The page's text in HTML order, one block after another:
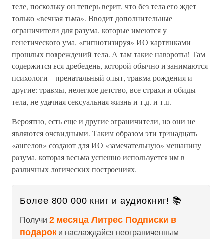
теле, поскольку он теперь верит, что без тела его ждет
только «вечная тьма». Вводит дополнительные
ограничители для разума, которые имеются у
генетического ума, «гипнотизируя» ИО картинками
прошлых повреждений тела. А там такие навороты! Там
содержится вся дребедень, которой обычно и занимаются
психологи – пренатальный опыт, травма рождения и
другие: травмы, нелегкое детство, все страхи и обиды
тела, не удачная сексуальная жизнь и т.д. и т.п.
Вероятно, есть еще и другие ограничители, но они не
являются очевидными. Таким образом эти тринадцать
«ангелов» создают для ИО «замечательную» мешанину
paзума, которая весьма успешно используется им в
различных логических построениях.
Более 800 000 книг и аудиокниг! 📚
Получи 2 месяца Литрес Подписки в
подарок и наслаждайся неограниченным